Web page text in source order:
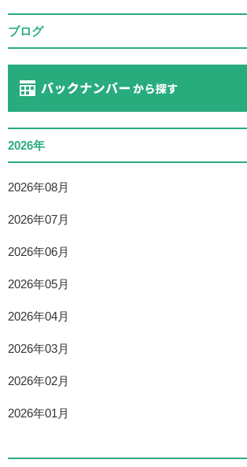
ブログ
2026年
2026年08月
2026年07月
2026年06月
2026年05月
2026年04月
2026年03月
2026年02月
2026年01月